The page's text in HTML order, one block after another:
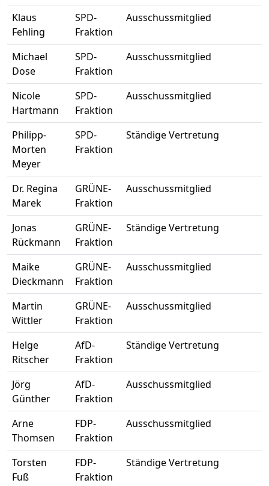
Klaus
Fehling
SPD-
Fraktion
Ausschussmitglied
Michael
Dose
SPD-
Fraktion
Ausschussmitglied
Nicole
Hartmann
SPD-
Fraktion
Ausschussmitglied
Philipp-
Morten
Meyer
SPD-
Fraktion
Ständige Vertretung
Dr. Regina
Marek
GRÜNE-
Fraktion
Ausschussmitglied
Jonas
Rückmann
GRÜNE-
Fraktion
Ständige Vertretung
Maike
Dieckmann
GRÜNE-
Fraktion
Ausschussmitglied
Martin
Wittler
GRÜNE-
Fraktion
Ausschussmitglied
Helge
Ritscher
AfD-
Fraktion
Ständige Vertretung
Jörg
Günther
AfD-
Fraktion
Ausschussmitglied
Arne
Thomsen
FDP-
Fraktion
Ausschussmitglied
Torsten
Fuß
FDP-
Fraktion
Ständige Vertretung